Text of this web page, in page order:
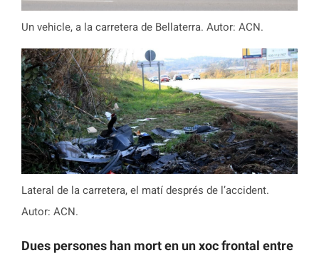
Un vehicle, a la carretera de Bellaterra. Autor: ACN.
Lateral de la carretera, el matí després de l’accident.
Autor: ACN.
Dues persones han mort en un xoc frontal entre